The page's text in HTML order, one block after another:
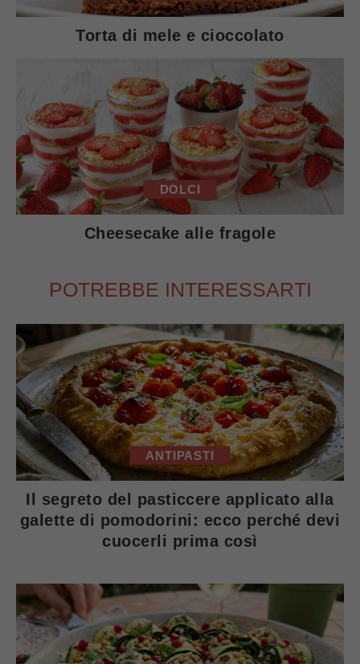
Torta di mele e cioccolato
DOLCI
Cheesecake alle fragole
POTREBBE INTERESSARTI
ANTIPASTI
Il segreto del pasticcere applicato alla
galette di pomodorini: ecco perché devi
cuocerli prima così